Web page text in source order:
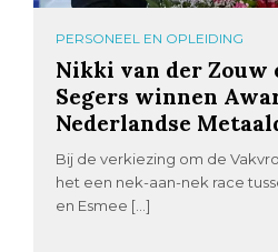
PERSONEEL EN OPLEIDING
Nikki van der Zouw
Segers winnen
Nederlandse
Bij de verkiezing om de
het een nek-aan-nek race
en Esmee […]